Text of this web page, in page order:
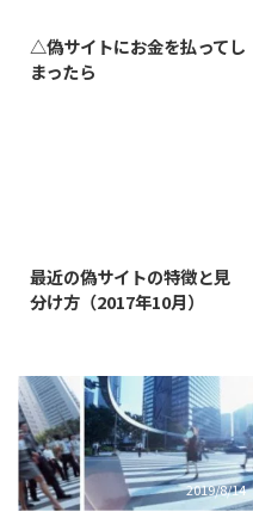
△偽サイトにお金を払ってし
まったら
最近の偽サイトの特徴と見
分け方（2017年10月）
2019/8/14